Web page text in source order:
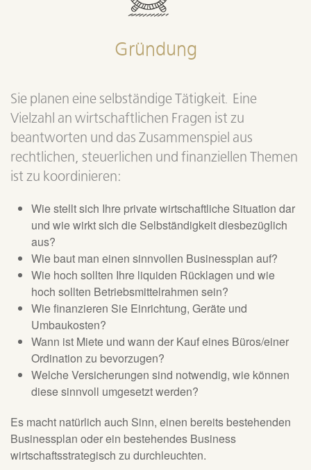
Gründung
Sie planen eine selbständige Tätigkeit. Eine
Vielzahl an wirtschaftlichen Fragen ist zu
beantworten und das Zusammenspiel aus
rechtlichen, steuerlichen und finanziellen Themen
ist zu koordinieren:
Wie stellt sich Ihre private wirtschaftliche Situation dar
und wie wirkt sich die Selbständigkeit diesbezüglich
aus?
Wie baut man einen sinnvollen Businessplan auf?
Wie hoch sollten Ihre liquiden Rücklagen und wie
hoch sollten Betriebsmittelrahmen sein?
Wie finanzieren Sie Einrichtung, Geräte und
Umbaukosten?
Wann ist Miete und wann der Kauf eines Büros/einer
Ordination zu bevorzugen?
Welche Versicherungen sind notwendig, wie können
diese sinnvoll umgesetzt werden?
Es macht natürlich auch Sinn, einen bereits bestehenden
Businessplan oder ein bestehendes Business
wirtschaftsstrategisch zu durchleuchten.